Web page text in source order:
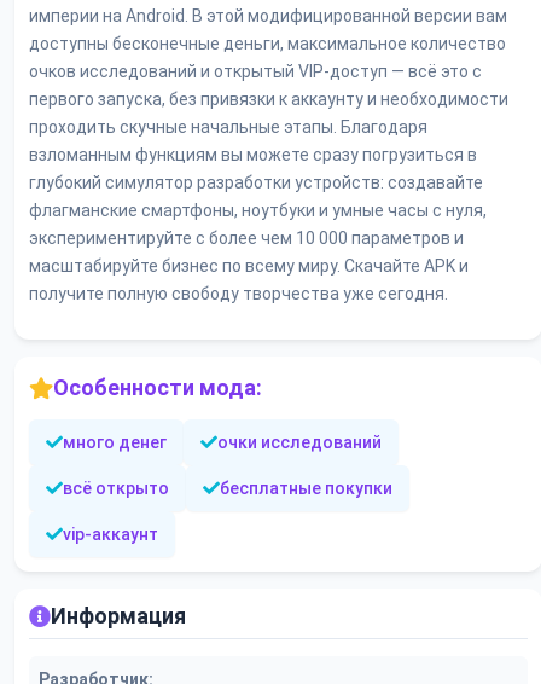
империи на Android. В этой модифицированной версии вам
доступны бесконечные деньги, максимальное количество
очков исследований и открытый VIP-доступ — всё это с
первого запуска, без привязки к аккаунту и необходимости
проходить скучные начальные этапы. Благодаря
взломанным функциям вы можете сразу погрузиться в
глубокий симулятор разработки устройств: создавайте
флагманские смартфоны, ноутбуки и умные часы с нуля,
экспериментируйте с более чем 10 000 параметров и
масштабируйте бизнес по всему миру. Скачайте APK и
получите полную свободу творчества уже сегодня.
Особенности мода:
много денег очки исследований
всё открыто бесплатные покупки
vip-аккаунт
Информация
Разработчик: